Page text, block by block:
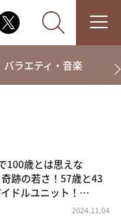
やすとものいたっ
バラエティ・音楽 ド
100歳とは思えな
跡の若さ！57歳と43
ドルユニット！…
2024.11.04